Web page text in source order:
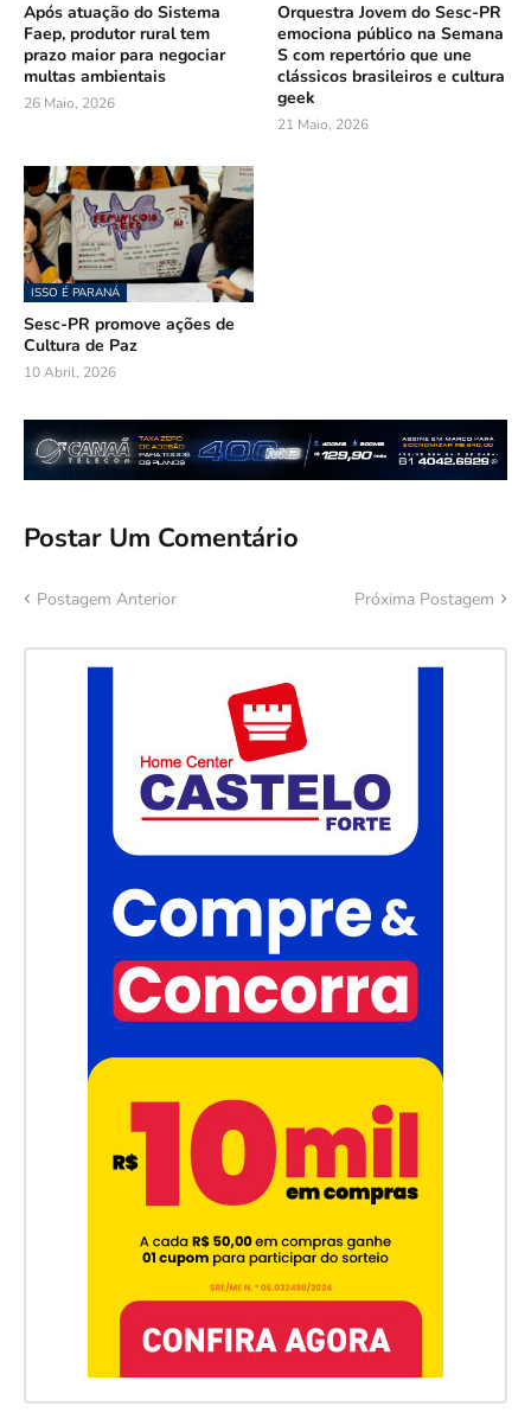
Após atuação do Sistema
Faep, produtor rural tem
prazo maior para negociar
multas ambientais
26 Maio, 2026
Orquestra Jovem do Sesc-PR
emociona público na Semana
S com repertório que une
clássicos brasileiros e cultura
geek
21 Maio, 2026
ISSO É PARANÁ
Sesc-PR promove ações de
Cultura de Paz
10 Abril, 2026
Postar Um Comentário
Postagem Anterior Próxima Postagem